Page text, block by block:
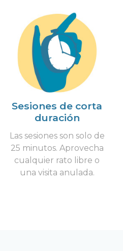
Sesiones de corta
duración
Las sesiones son solo de
25 minutos. Aprovecha
cualquier rato libre o
una visita anulada.